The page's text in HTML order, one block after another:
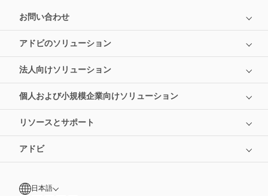
お問い合わせ
アドビのソリューション
法人向けソリューション
個人および小規模企業向けソリューション
リソースとサポート
アドビ
日本語